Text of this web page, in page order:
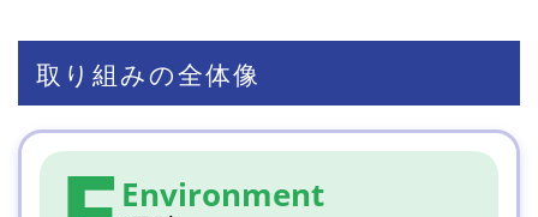
取り組みの全体像
Environment